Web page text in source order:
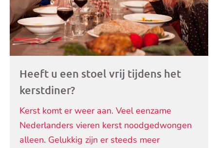
Heeft u een stoel vrij tijdens het
kerstdiner?
Kerst komt er weer aan. Veel eenzame
Nederlanders vieren kerst noodgedwongen
alleen. Gelukkig zijn er steeds meer